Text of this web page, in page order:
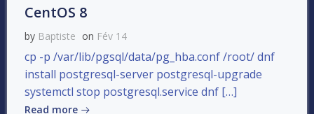
CentOS 8
by Baptiste on Fév 14
cp -p /var/lib/pgsql/data/pg_hba.conf /root/ dnf
install postgresql-server postgresql-upgrade
systemctl stop postgresql.service dnf […]
Read more